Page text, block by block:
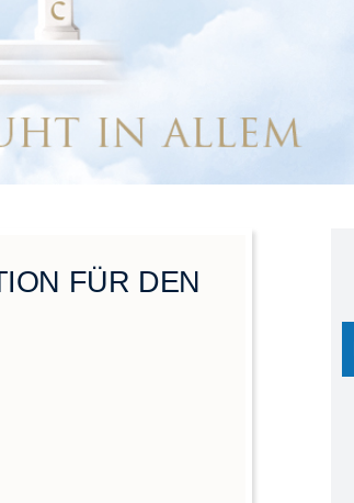
FÜR DEN